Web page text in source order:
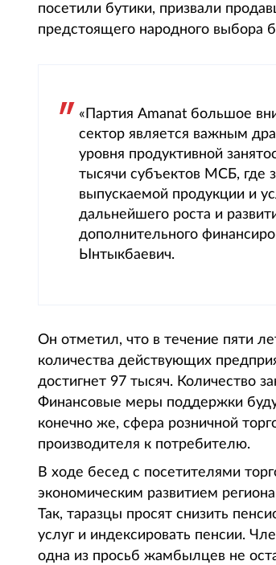
посетили бутики, призвали
предстоящего народного выбора
«Партия Amanat большое
сектор является важным
уровня продуктивной
тысячи субъектов МСБ, где
выпускаемой продукции и
дальнейшего роста и
дополнительного
Ынтыкбаевич.
Он отметил, что в течение пяти
количества действующих
достигнет 97 тысяч. Количество
Финансовые меры поддержки
конечно же, сфера розничной
производителя к потребителю.
В ходе бесед с посетителями
экономическим развитием
Так, таразцы просят снизить
услуг и индексировать пенсии.
одна из просьб жамбылцев не